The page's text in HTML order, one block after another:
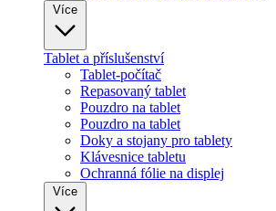
Tablet a příslušenství
Tablet-počítač
Repasovaný tablet
Pouzdro na tablet
Pouzdro na tablet
Doky a stojany pro tablety
Klávesnice tabletu
Ochranná fólie na displej